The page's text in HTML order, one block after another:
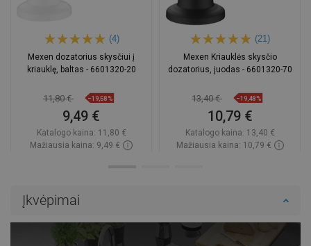
(4)
Mexen dozatorius skysčiui į
kriauklę, baltas - 6601320-20
11,80 € −19,58%
9,49 €
Katalogo kaina: 11,80 €
Mažiausia kaina: 9,49 €
(21)
Mexen Kriauklės skysčio
dozatorius, juodas - 6601320-70
13,40 € −19,48%
10,79 €
Katalogo kaina: 13,40 €
Mažiausia kaina: 10,79 €
Įkvėpimai